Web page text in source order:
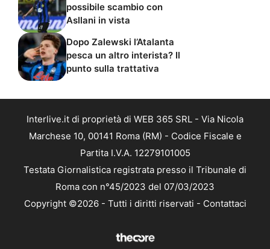
possibile scambio con
Asllani in vista
Dopo Zalewski l’Atalanta
pesca un altro interista? Il
punto sulla trattativa
Interlive.it di proprietà di WEB 365 SRL - Via Nicola
Marchese 10, 00141 Roma (RM) - Codice Fiscale e
Partita I.V.A. 12279101005
Testata Giornalistica registrata presso il Tribunale di
Roma con n°45/2023 del 07/03/2023
Copyright ©2026 - Tutti i diritti riservati - Contattaci